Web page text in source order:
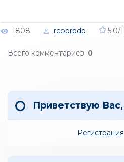
1808 rcobrbdb 5.0/1
Всего комментариев: 0
Приветствую Вас,
Регистрация